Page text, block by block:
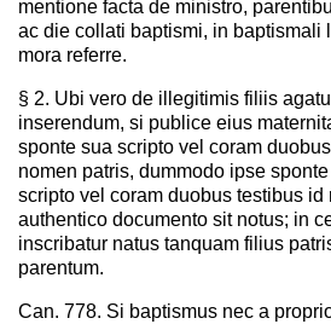
mentione facta de ministro,
ac die collati baptismi, in baptismali
mora referre.
§ 2. Ubi vero de illegitimis filiis
inserendum, si publice eius
sponte sua scripto vel coram
nomen patris, dummodo ipse
scripto vel coram duobus testibus
authentico documento sit notus; in
inscribatur natus tanquam filius
parentum.
Can. 778. Si baptismus nec a